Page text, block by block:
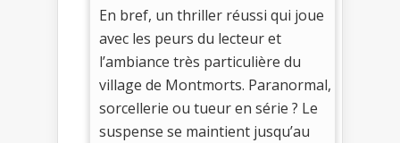
En bref, un thriller réussi qui joue
avec les peurs du lecteur et
l’ambiance très particulière du
village de Montmorts. Paranormal,
sorcellerie ou tueur en série ? Le
suspense se maintient jusqu’au